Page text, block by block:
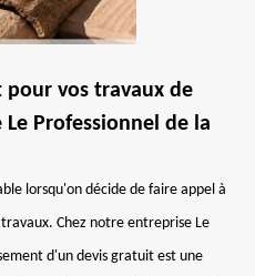
vos travaux de
Professionnel de la
lorsqu'on décide de faire appel à
Chez notre entreprise Le
d'un devis gratuit est une